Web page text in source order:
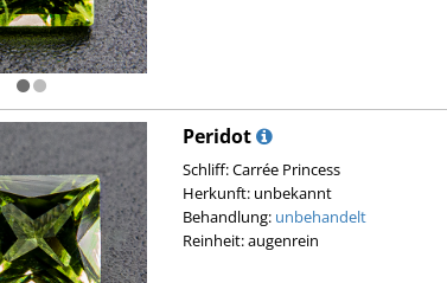
Peridot
Schliff: Carrée Princess
Herkunft: unbekannt
Behandlung: unbehandelt
Reinheit: augenrein